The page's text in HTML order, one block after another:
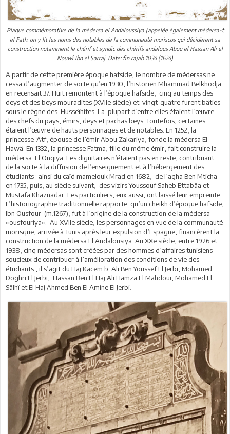
Plaque commémorative de la médersa el Andaloussiya (appelée également médersa-t
el Fath. on y lit les noms des notables de la communauté moriscos qui décidèrent sa
construction notamment le chérif et syndic des chérifs andalous Abou el Hassan Ali el
Nouwî Ibn el Sarraj. Date: fin rajab 1034 (1624)
A partir de cette première époque hafside, le nombre de médersas ne
cessa d’augmenter de sorte qu’en 1930, l’historien Mhammad Belkhodja
en recensait 37. Huit remontent à l’époque hafside, cinq au temps des
deys et des beys mouradites (XVIIe siècle) et vingt-quatre furent bâties
sous le règne des Husseïnites. La plupart d’entre elles étaient l’œuvre
des chefs du pays, émirs, deys et pachas beys. Toutefois, certaines
étaient l’œuvre de hauts personnages et de notables. En 1252, la
princesse ‘Atf, épouse de l’émir Abou Zakariya, fonde la médersa El
Hawâ. En 1332, la princesse Fatma, fille du même émir, fait construire la
médersa El Onqiya. Les dignitaires n’étaient pas en reste, contribuant
de la sorte à la diffusion de l’enseignement et à l’hébergement des
étudiants : ainsi du caïd mamelouk Mrad en 1682, de l’agha Ben Mticha
en 1735, puis, au siècle suivant, des vizirs Youssouf Saheb Ettabâa et
Mustafa Khaznadar. Les particuliers, eux aussi, ont laissé leur empreinte:
L’historiographie traditionnelle rapporte qu’un cheikh d’époque hafside,
Ibn Ousfour (m.1267), fut à l’origine de la construction de la médersa
«ousfouriya». Au XVIIe siècle, les personnages en vue de la communauté
morisque, arrivée à Tunis après leur expulsion d’Espagne, financèrent la
construction de la médersa El Andalousiya. Au XXe siècle, entre 1926 et
1938, cinq médersas sont créées par des hommes d’affaires tunisiens
soucieux de contribuer à l’amélioration des conditions de vie des
étudiants ; il s’agit du Haj Kacem b. Ali Ben Youssef El Jerbi, Mohamed
Doghri El Jerbi, Hassan Ben El Haj Ali Hamza El Mahdoui, Mohamed El
Sâlhî et El Haj Ahmed Ben El Amine El Jerbi.